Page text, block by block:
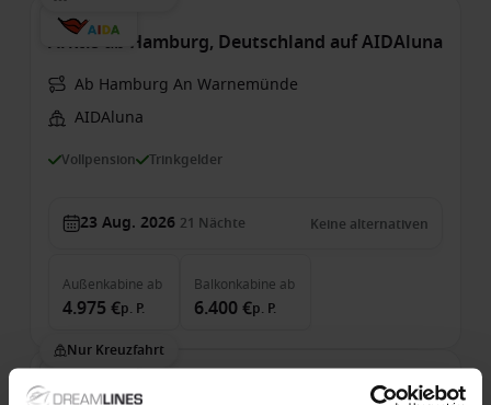
Arktis ab Hamburg, Deutschland auf AIDAluna
Ab Hamburg An Warnemünde
AIDAluna
Vollpension Trinkgelder
23 Aug. 2026 21 Nächte Keine alternativen
Außenkabine ab
4.975 €p. P.
Balkonkabine ab
6.400 €p. P.
Nur Kreuzfahrt
Arktis ab Hamburg, Deutschland auf AIDAluna